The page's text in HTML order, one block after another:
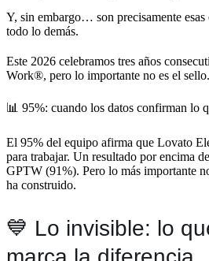
Y, sin embargo… son precisamente esas
todo lo demás.
Este 2026 celebramos tres años
Work®, pero lo importante no es el
📊 95%: cuando los datos confirman lo
El 95% del equipo afirma que Lovato
para trabajar. Un resultado por encima
GPTW (91%). Pero lo más importante
ha construido.
💙 Lo invisible: lo